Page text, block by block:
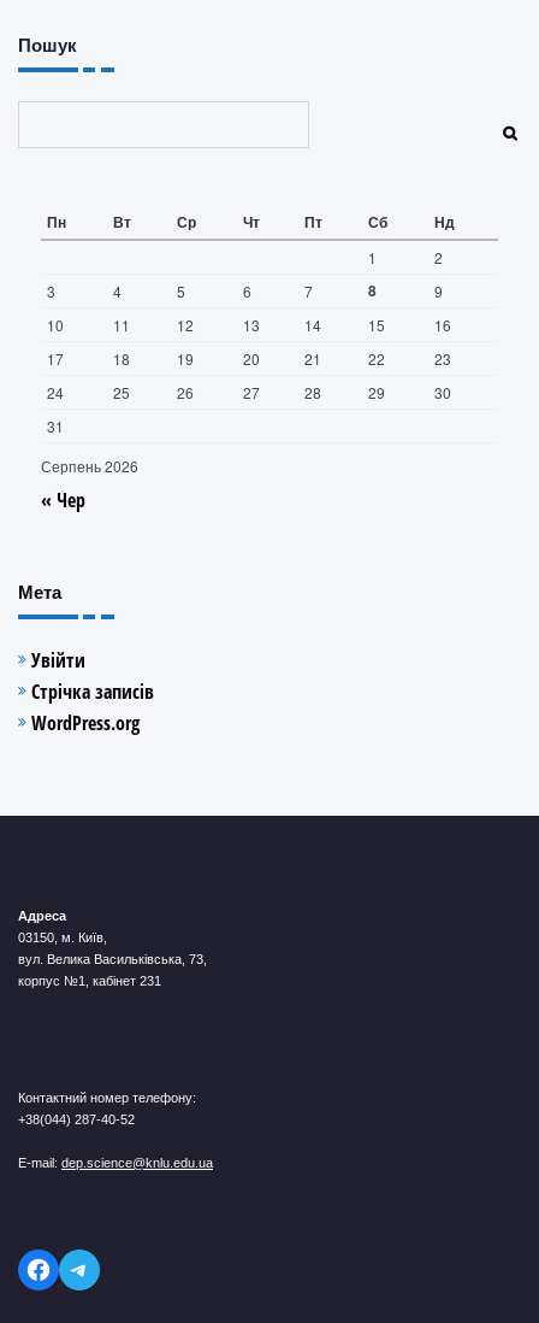
Пошук
Серпень 2026
Пн Вт Ср Чт Пт Сб Нд
1
2
3
4 5 6 7 8
9
10
11 12 13 14 15
16
17
18 19 20 21 22
23
24
25 26 27 28 29
30
31
« Чер
Мета
Увійти
Стрічка записів
WordPress.org
Адреса
03150, м. Київ,
вул. Велика Васильківська, 73,
корпус №1, кабінет 231
Контактний номер телефону:
+38(044) 287-40-52
E-mail: dep.science@knlu.edu.ua
Telegram